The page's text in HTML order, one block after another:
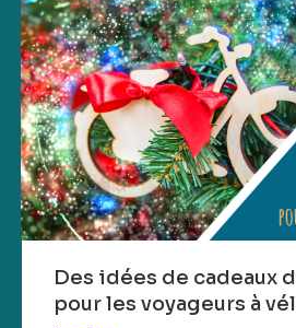
Des idées de cadeaux
pour les voyageurs à